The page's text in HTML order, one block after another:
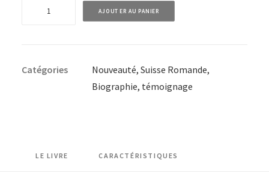
-
AJOUTER AU PANIER
Catégories Nouveauté, Suisse Romande,
Biographie, témoignage
LE LIVRE CARACTÉRISTIQUES